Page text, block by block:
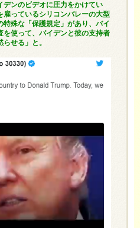
デンのビデオに圧力をかけてい
雇っているシリコンバレーの大型
殊な「保護規定」があり、バイ
を使って、バイデンと彼の支持者
せる」と。